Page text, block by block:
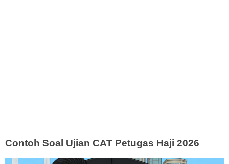
Contoh Soal Ujian CAT Petugas Haji 2026